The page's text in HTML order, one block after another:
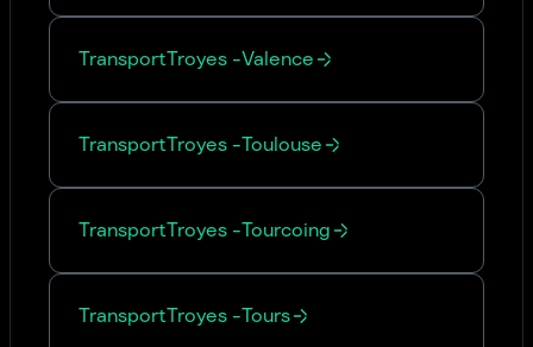
TransportTroyes -Valence
TransportTroyes -Toulouse
TransportTroyes -Tourcoing
TransportTroyes -Tours